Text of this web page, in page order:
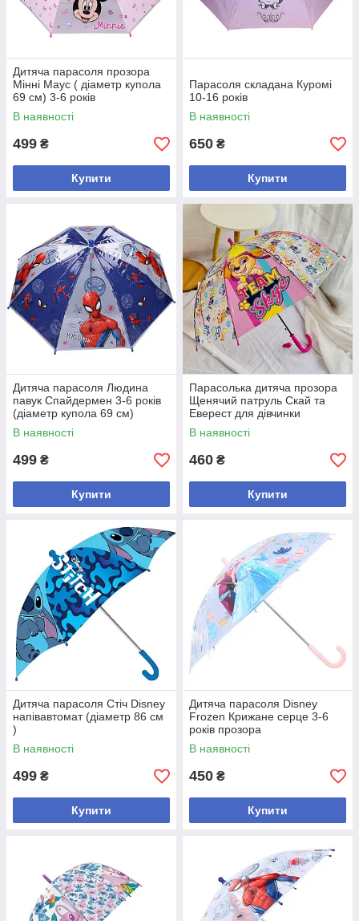
Дитяча парасоля прозора
Мінні Маус ( діаметр купола
69 см) 3-6 років
В наявності
499 ₴
Купити
Парасоля складана Куромі
10-16 років
В наявності
650 ₴
Купити
Дитяча парасоля Людина
павук Спайдермен 3-6 років
(діаметр купола 69 см)
В наявності
499 ₴
Купити
Парасолька дитяча прозора
Щенячий патруль Скай та
Еверест для дівчинки
(діаметр купола 67 см) 3-6
років
В наявності
460 ₴
Купити
Дитяча парасоля Стіч Disney
напівавтомат (діаметр 86 см
)
В наявності
499 ₴
Купити
Дитяча парасоля Disney
Frozen Крижане серце 3-6
років прозора
В наявності
450 ₴
Купити